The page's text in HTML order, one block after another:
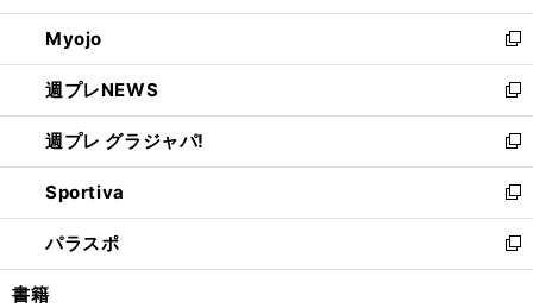
開
く
ウ
で
開
く
ン
ド
ウ
で
開
く
ウ
ィ
ン
ド
ウ
で
開
く
Myojo
新
し
い
ウ
ィ
ン
ド
ウ
で
開
週プレNEWS
新
し
い
ウ
ィ
ン
ド
ウ
週プレ グラジャパ!
新
し
い
ウ
ィ
ン
Sportiva
新
し
い
ウ
パラスポ
新
し
書籍